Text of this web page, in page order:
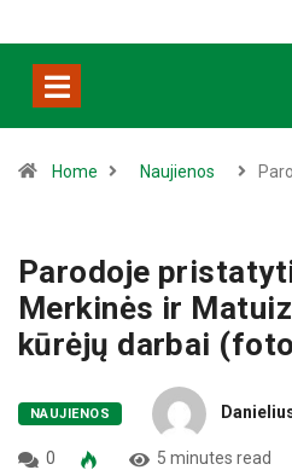
Home Naujienos
Parodoje
Merkinės ir
kūrėjų darbai
NAUJIENOS
0 5 minutes read